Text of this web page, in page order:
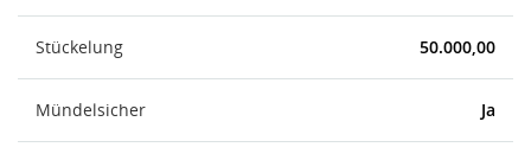
Stückelung 50.000,00
Mündelsicher Ja